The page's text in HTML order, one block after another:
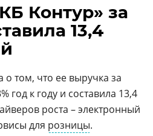
Контур» за
13,4
о том, что ее выручка за
год к году и составила 13,4
роста – электронный
для розницы.